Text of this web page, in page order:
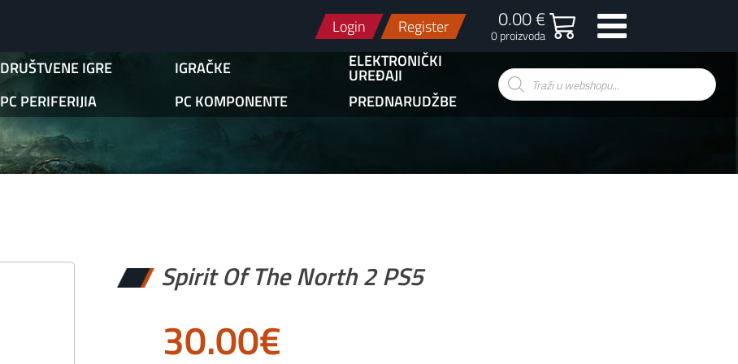
Login Register 0.00 €
0 proizvoda
DRUŠTVENE IGRE IGRAČKE ELEKTRONIČKI
UREĐAJI
PC PERIFERIJIA PC KOMPONENTE PREDNARUDŽBE
Products
search
Spirit Of The North 2 PS5
30.00€